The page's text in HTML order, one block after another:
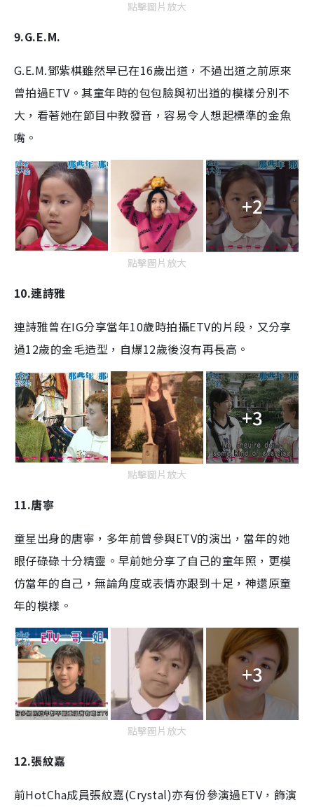
點擊圖片放大
9.G.E.M.
G.E.M.鄧紫棋雖然早已在16歲出道，不過出道之前原來
曾拍過ETV。其童年時的包包臉與初出道的模樣分別不
大，看著她在節目中教發音，容易令人想起標準的金魚
嘴。
+2
點擊圖片放大
10.連詩雅
連詩雅曾在IG分享當年10歲時拍攝ETV的片段，又分享
過12歲的金毛造型，自爆12歲後沒有再長高。
+3
點擊圖片放大
11.唐寧
童星出身的唐寧，多年前曾參與ETV的演出，當年的她
眼仔碌碌十分精靈。早前她分享了自己的童年照，更模
仿當年的自己，無論角度或表情亦跟到十足，神還原童
年的模樣。
+3
點擊圖片放大
12.張紋嘉
前HotCha成員張紋嘉(Crystal)亦有份參演過ETV，飾演